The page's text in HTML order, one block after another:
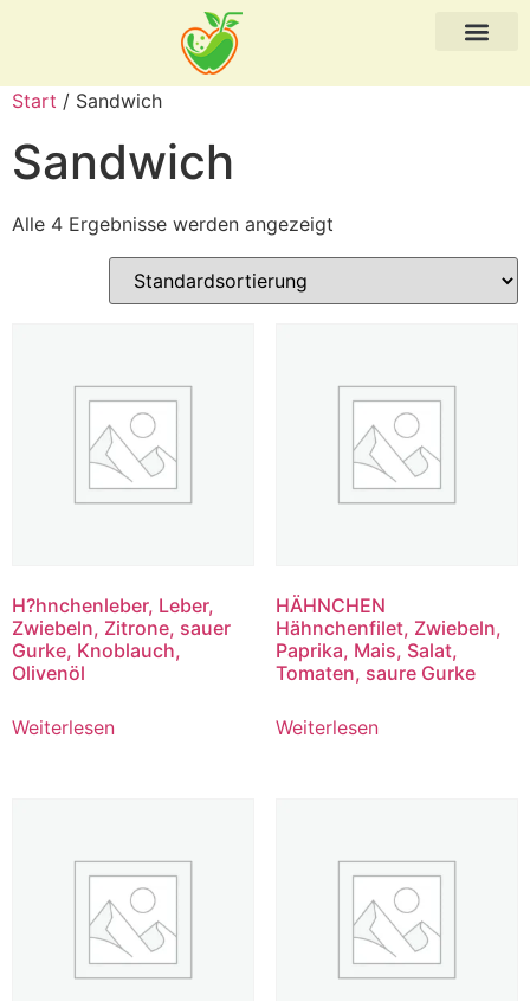
Start / Sandwich
Sandwich
Alle 4 Ergebnisse werden angezeigt
H?hnchenleber, Leber,
Zwiebeln, Zitrone, sauer
Gurke, Knoblauch,
Olivenöl
Weiterlesen
HÄHNCHEN
Hähnchenfilet, Zwiebeln,
Paprika, Mais, Salat,
Tomaten, saure Gurke
Weiterlesen